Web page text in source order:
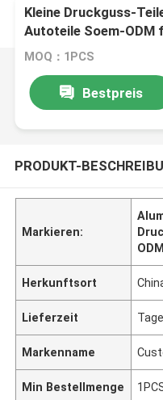
Kleine Druckguss-
Autoteile Soem-ODM
MOQ：1PCS
Bestpreis
PRODUKT-
Markieren:
Herkunftsort
Lieferzeit
Markenname
Min Bestellmenge